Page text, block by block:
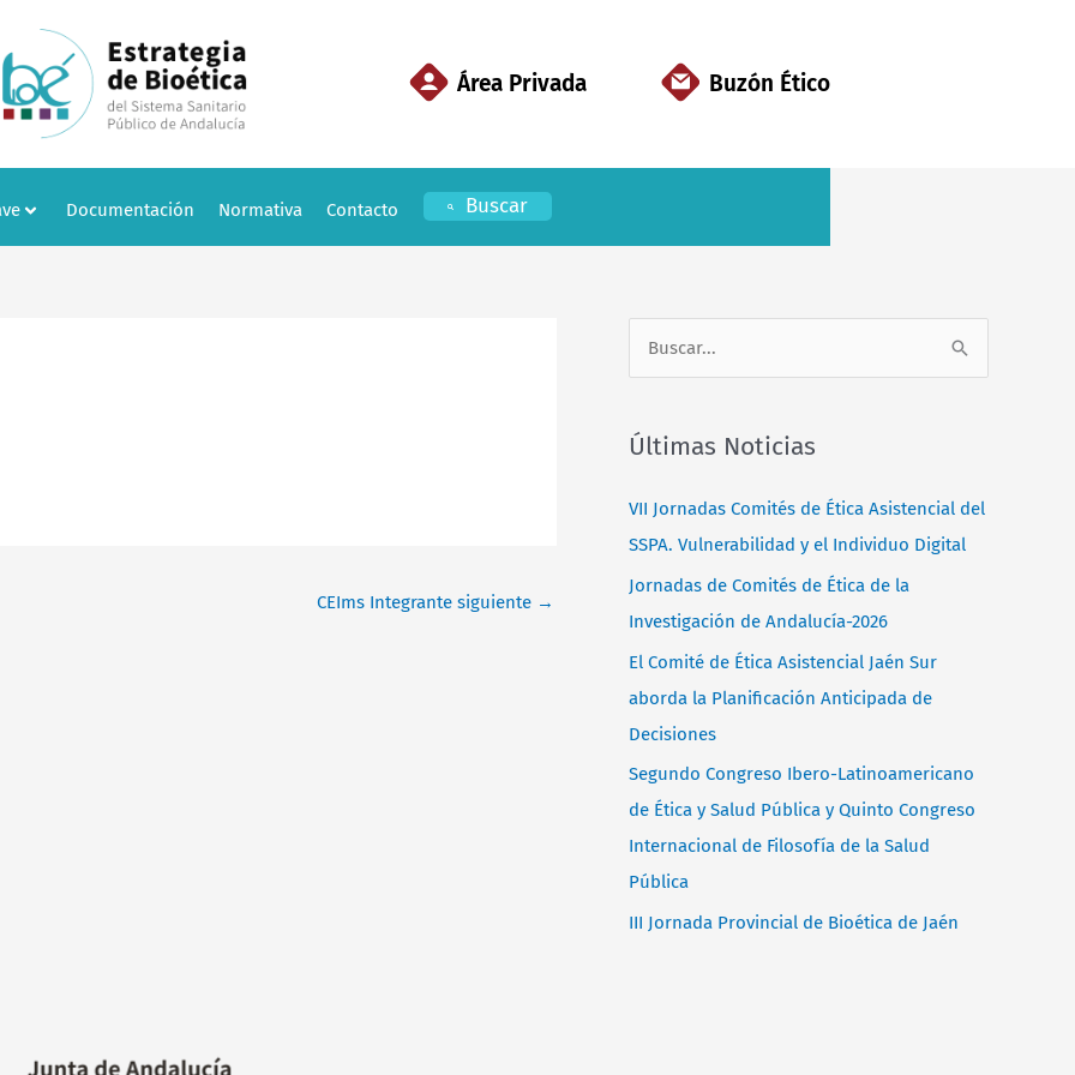
Área Privada Buzón Ético
Documentación Normativa Contacto Buscar
CEIms Integrante siguiente →
c
a
r
Últimas Noticias
VII Jornadas Comités de Ética Asistencial del
SSPA. Vulnerabilidad y el Individuo Digital
Jornadas de Comités de Ética de la
Investigación de Andalucía-2026
El Comité de Ética Asistencial Jaén Sur
aborda la Planificación Anticipada de
Decisiones
Segundo Congreso Ibero-Latinoamericano
de Ética y Salud Pública y Quinto Congreso
Internacional de Filosofía de la Salud
Pública
III Jornada Provincial de Bioética de Jaén